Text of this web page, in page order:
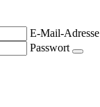
E-Mail-Adresse
Passwort